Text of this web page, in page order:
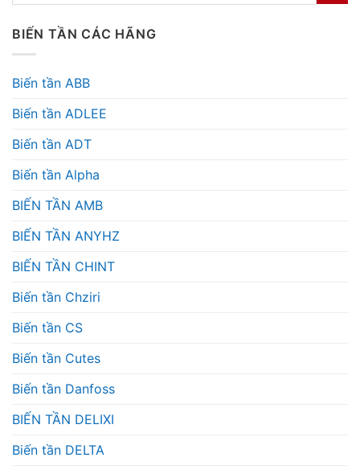
BIẾN TẦN CÁC HÃNG
Biến tần ABB
Biến tần ADLEE
Biến tần ADT
Biến tần Alpha
BIẾN TẦN AMB
BIẾN TẦN ANYHZ
BIẾN TẦN CHINT
Biến tần Chziri
Biến tần CS
Biến tần Cutes
Biến tần Danfoss
BIẾN TẦN DELIXI
Biến tần DELTA